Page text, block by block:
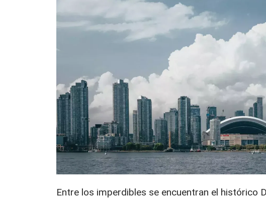
Entre los imperdibles se encuentran el histórico